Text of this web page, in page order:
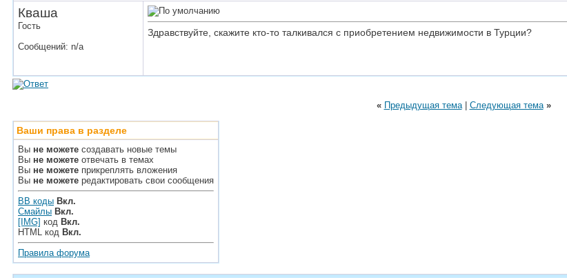
Кваша
Гость
Сообщений: n/a
Здравствуйте, скажите кто-то талкивался с приобретением недвижимости в Турции?
« Предыдущая тема| Следующая тема »
Ваши права в разделе
Вы не можете создавать новые темы
Вы не можете отвечать в темах
Вы не можете прикреплять вложения
Вы не можете редактировать свои сообщения
BB коды Вкл.
Смайлы Вкл.
[IMG] код Вкл.
HTML код Вкл.
Правила форума